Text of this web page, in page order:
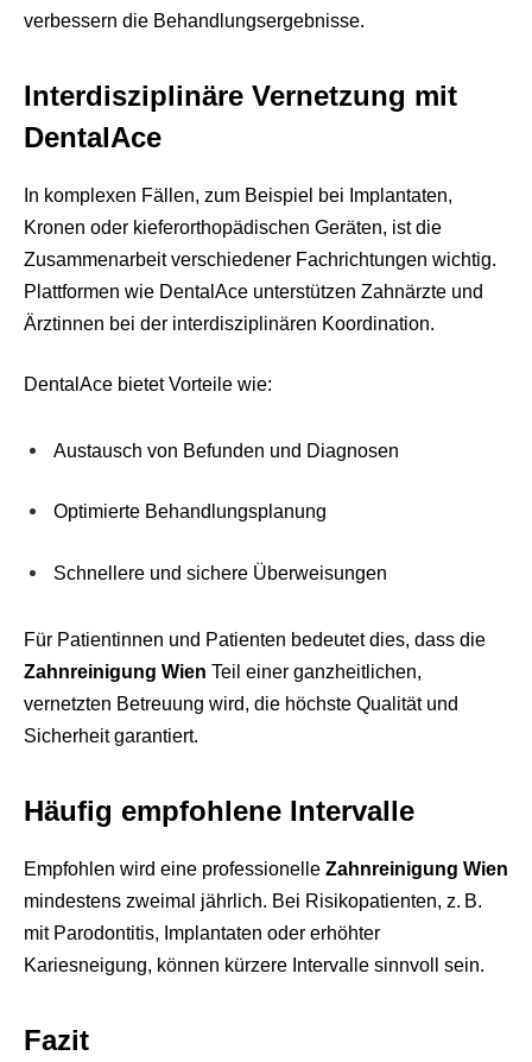
verbessern die Behandlungsergebnisse.
Interdisziplinäre Vernetzung mit
DentalAce
In komplexen Fällen, zum Beispiel bei Implantaten,
Kronen oder kieferorthopädischen Geräten, ist die
Zusammenarbeit verschiedener Fachrichtungen wichtig.
Plattformen wie DentalAce unterstützen Zahnärzte und
Ärztinnen bei der interdisziplinären Koordination.
DentalAce bietet Vorteile wie:
Austausch von Befunden und Diagnosen
Optimierte Behandlungsplanung
Schnellere und sichere Überweisungen
Für Patientinnen und Patienten bedeutet dies, dass die
Zahnreinigung Wien Teil einer ganzheitlichen,
vernetzten Betreuung wird, die höchste Qualität und
Sicherheit garantiert.
Häufig empfohlene Intervalle
Empfohlen wird eine professionelle Zahnreinigung Wien
mindestens zweimal jährlich. Bei Risikopatienten, z. B.
mit Parodontitis, Implantaten oder erhöhter
Kariesneigung, können kürzere Intervalle sinnvoll sein.
Fazit